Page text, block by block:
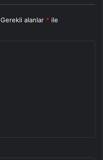
Gerekli alanlar * ile